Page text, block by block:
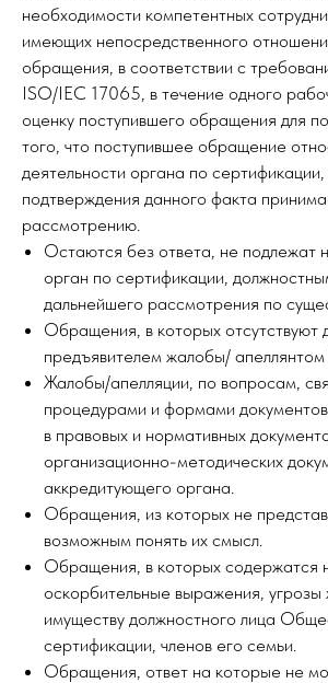
необходимости компетентных
имеющих непосредственного
обращения, в соответствии с
ISO/IEC 17065, в течение одного
оценку поступившего обращения для
того, что поступившее обращение
деятельности органа по сертификации,
подтверждения данного факта
рассмотрению.
​Остаются без ответа, не подлежат
орган по сертификации,
дальнейшего рассмотрения по
Обращения, в которых отсутствуют
предъявителем жалобы/
Жалобы/апелляции, по вопросам,
процедурами и формами
в правовых и нормативных
организационно-методических
аккредитующего органа.
Обращения, из которых не
возможным понять их смысл.
Обращения, в которых содержатся
оскорбительные выражения, угрозы
имуществу должностного лица
сертификации, членов его семьи.
Обращения, ответ на которые не